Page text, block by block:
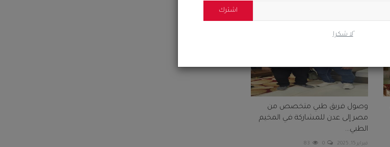
اشترك
ًلا شكرا
وصول فريق طبي متخصص من
مصر إلى عدن للمشاركة في المخيم
الطبي...
فبراير 15, 2025 0
83